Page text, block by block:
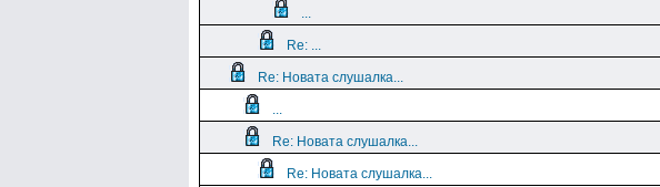
...
Re: ...
Re: Новата слушалка...
...
Re: Новата слушалка...
Re: Новата слушалка...